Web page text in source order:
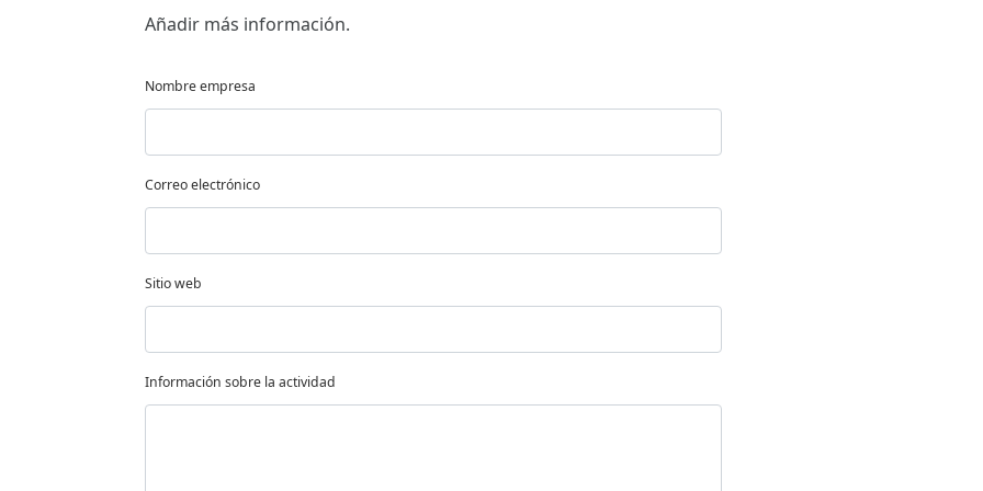
Añadir más información.
Nombre empresa
Correo electrónico
Sitio web
Información sobre la actividad